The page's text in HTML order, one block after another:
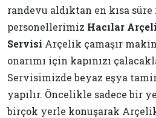
randevu aldıktan en kısa
personellerimiz Hacılar
Servisi Arçelik çamaşır
onarımı için kapınızı
Servisimizde beyaz eşya
yapılır. Öncelikle sadece bir
birçok yerle konuşarak